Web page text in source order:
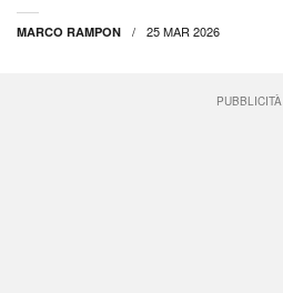
MARCO RAMPON 25 MAR 2026
PUBBLICITÀ